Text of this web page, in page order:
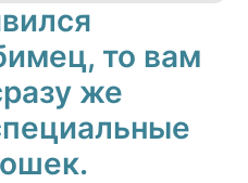
то вам
же